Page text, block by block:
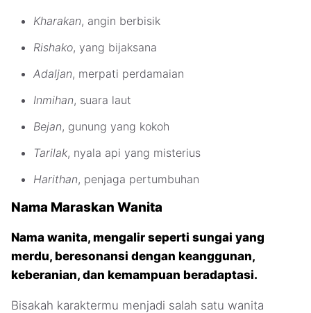
Kharakan, angin berbisik
Rishako, yang bijaksana
Adaljan, merpati perdamaian
Inmihan, suara laut
Bejan, gunung yang kokoh
Tarilak, nyala api yang misterius
Harithan, penjaga pertumbuhan
Nama Maraskan Wanita
Nama wanita, mengalir seperti sungai yang
merdu, beresonansi dengan keanggunan,
keberanian, dan kemampuan beradaptasi.
Bisakah karaktermu menjadi salah satu wanita